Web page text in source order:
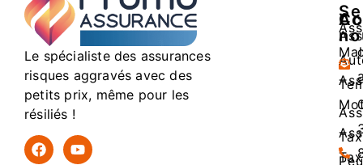
Le spécialiste des assurances
risques aggravés avec des
petits prix, même pour les
résiliés !